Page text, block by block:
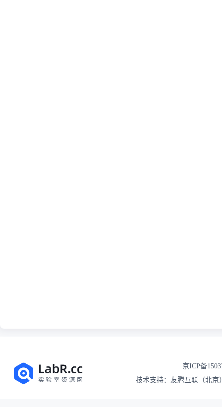
京ICP备
技术支持：友腾互联（北京